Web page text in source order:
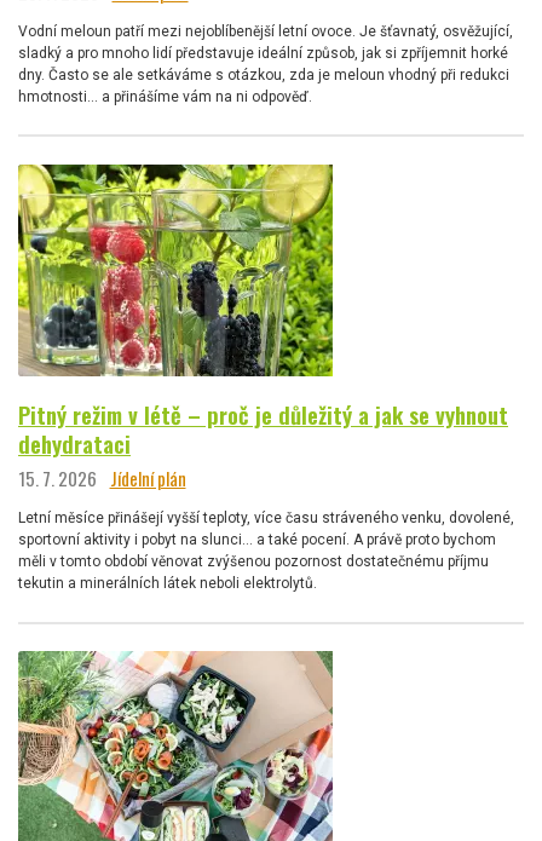
Vodní meloun patří mezi nejoblíbenější letní ovoce. Je šťavnatý, osvěžující,
sladký a pro mnoho lidí představuje ideální způsob, jak si zpříjemnit horké
dny. Často se ale setkáváme s otázkou, zda je meloun vhodný při redukci
hmotnosti… a přinášíme vám na ni odpověď.
Pitný režim v létě – proč je důležitý a jak se vyhnout
dehydrataci
15. 7. 2026 Jídelní plán
Letní měsíce přinášejí vyšší teploty, více času stráveného venku, dovolené,
sportovní aktivity i pobyt na slunci… a také pocení. A právě proto bychom
měli v tomto období věnovat zvýšenou pozornost dostatečnému příjmu
tekutin a minerálních látek neboli elektrolytů.